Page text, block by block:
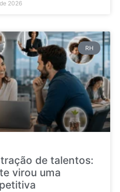
2026
RH
de talentos:
virou uma